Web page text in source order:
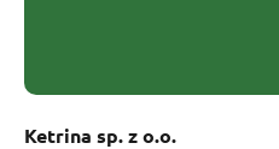
Ketrina sp. z o.o.